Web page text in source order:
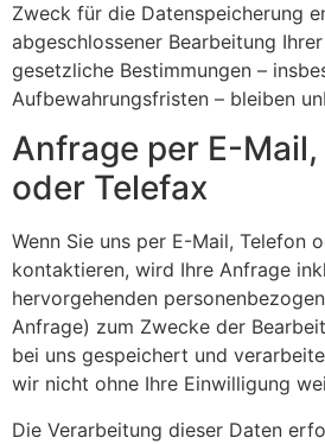
Zweck für die Datenspeicherung
abgeschlossener Bearbeitung
gesetzliche Bestimmungen –
Aufbewahrungsfristen – bleiben
Anfrage per E-Mail,
oder Telefax
Wenn Sie uns per E-Mail, Telefon
kontaktieren, wird Ihre Anfrage
hervorgehenden
Anfrage) zum Zwecke der
bei uns gespeichert und
wir nicht ohne Ihre Einwilligung
Die Verarbeitung dieser Daten